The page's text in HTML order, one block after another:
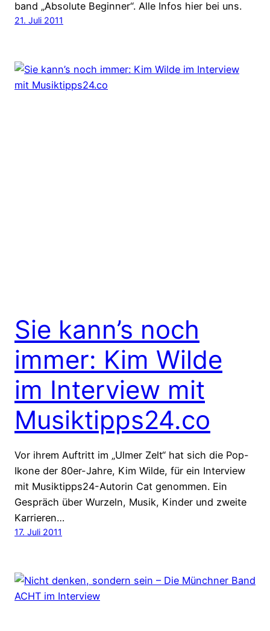
band „Absolute Beginner“. Alle Infos hier bei uns.
21. Juli 2011
Sie kann’s noch
immer: Kim Wilde
im Interview mit
Musiktipps24.co
Vor ihrem Auftritt im „Ulmer Zelt“ hat sich die Pop-
Ikone der 80er-Jahre, Kim Wilde, für ein Interview
mit Musiktipps24-Autorin Cat genommen. Ein
Gespräch über Wurzeln, Musik, Kinder und zweite
Karrieren…
17. Juli 2011